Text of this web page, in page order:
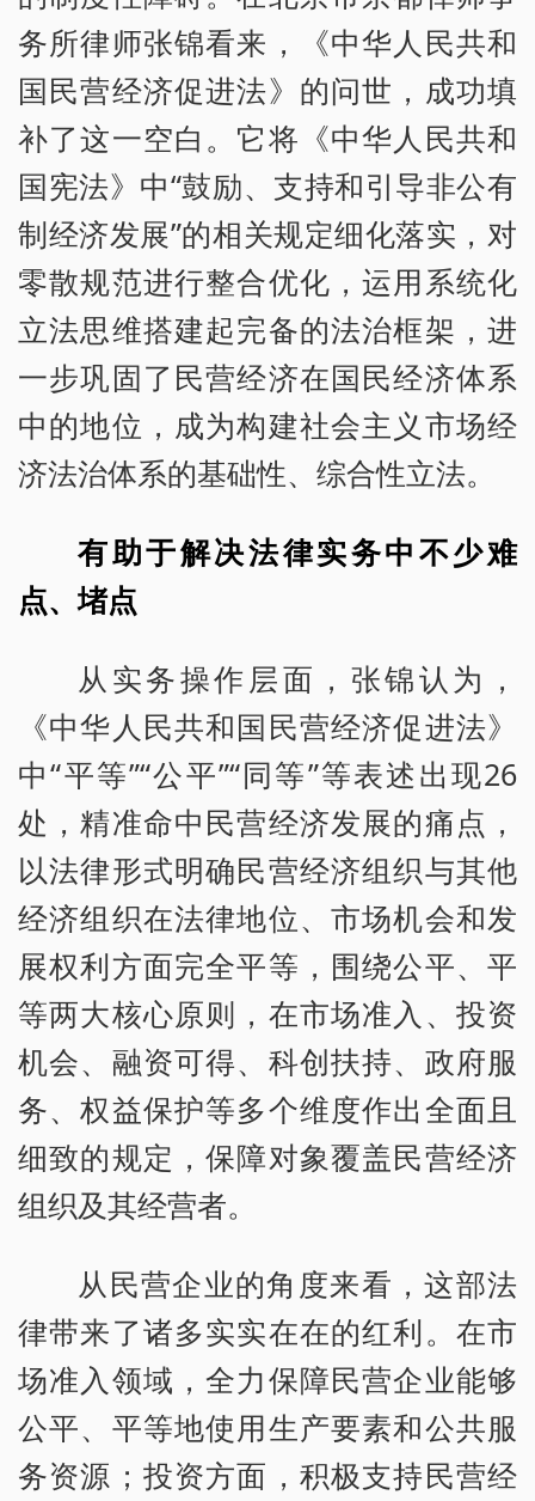
务所律师张锦看来，《中华人民共和
国民营经济促进法》的问世，成功填
补了这一空白。它将《中华人民共和
国宪法》中“鼓励、支持和引导非公有
制经济发展”的相关规定细化落实，对
零散规范进行整合优化，运用系统化
立法思维搭建起完备的法治框架，进
一步巩固了民营经济在国民经济体系
中的地位，成为构建社会主义市场经
济法治体系的基础性、综合性立法。
有助于解决法律实务中不少难
点、堵点
从实务操作层面，张锦认为，
《中华人民共和国民营经济促进法》
中“平等”“公平”“同等”等表述出现26
处，精准命中民营经济发展的痛点，
以法律形式明确民营经济组织与其他
经济组织在法律地位、市场机会和发
展权利方面完全平等，围绕公平、平
等两大核心原则，在市场准入、投资
机会、融资可得、科创扶持、政府服
务、权益保护等多个维度作出全面且
细致的规定，保障对象覆盖民营经济
组织及其经营者。
从民营企业的角度来看，这部法
律带来了诸多实实在在的红利。在市
场准入领域，全力保障民营企业能够
公平、平等地使用生产要素和公共服
务资源；投资方面，积极支持民营经